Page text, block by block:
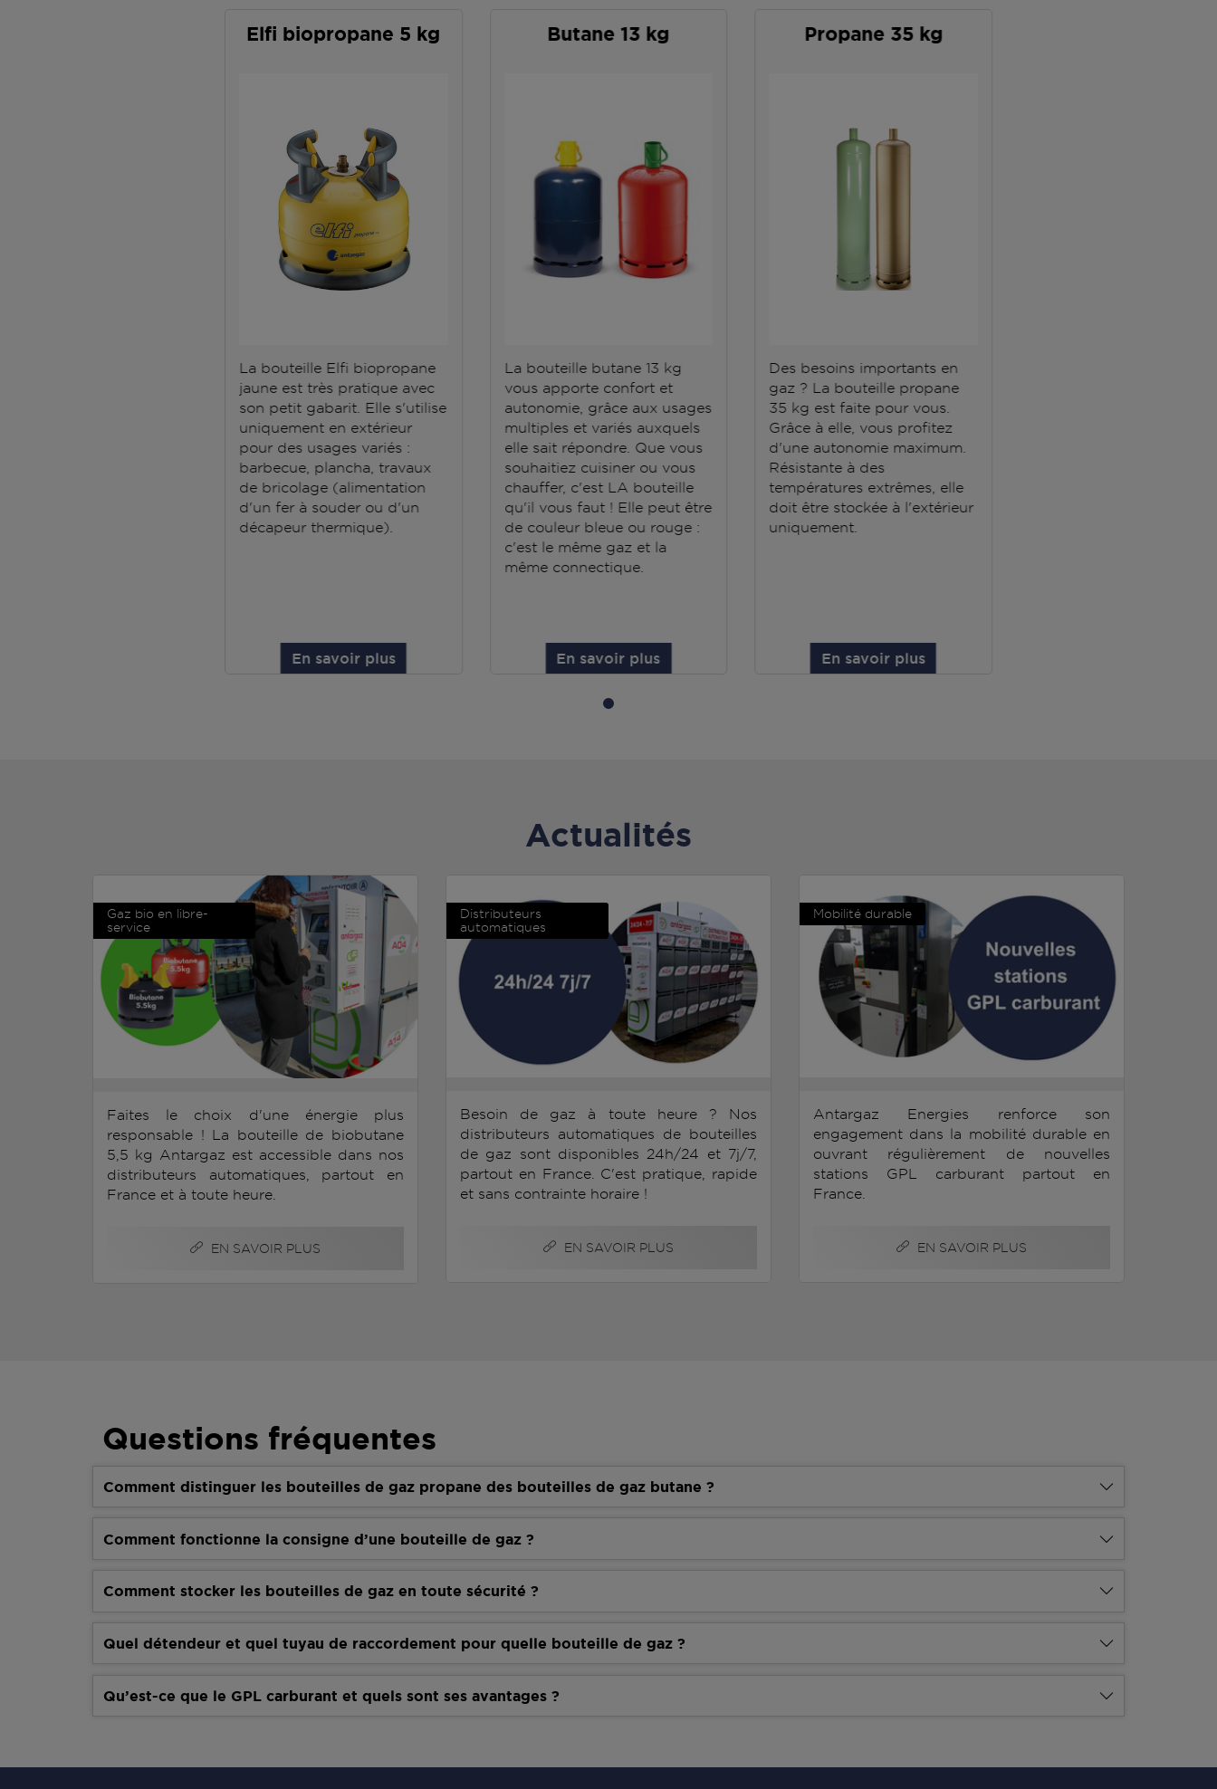
Elfi biopropane 5 kg
La bouteille Elfi biopropane
jaune est très pratique avec
son petit gabarit. Elle s'utilise
uniquement en extérieur
pour des usages variés :
barbecue, plancha, travaux
de bricolage (alimentation
d'un fer à souder ou d'un
décapeur thermique).
En savoir plus
Butane 13 kg
La bouteille butane 13 kg
vous apporte confort et
autonomie, grâce aux usages
multiples et variés auxquels
elle sait répondre. Que vous
souhaitiez cuisiner ou vous
chauffer, c'est LA bouteille
qu'il vous faut ! Elle peut être
de couleur bleue ou rouge :
c'est le même gaz et la
même connectique.
En savoir plus
Propane 35 kg
Des besoins importants en
gaz ? La bouteille propane
35 kg est faite pour vous.
Grâce à elle, vous profitez
d'une autonomie maximum.
Résistante à des
températures extrêmes, elle
doit être stockée à l'extérieur
uniquement.
En savoir plus
Actualités
Gaz bio en libre-
service
Faites le choix d'une énergie plus
responsable ! La bouteille de biobutane
5,5 kg Antargaz est accessible dans nos
distributeurs automatiques, partout en
France et à toute heure.
EN SAVOIR PLUS
Distributeurs
automatiques
Besoin de gaz à toute heure ? Nos
distributeurs automatiques de bouteilles
de gaz sont disponibles 24h/24 et 7j/7,
partout en France. C'est pratique, rapide
et sans contrainte horaire !
EN SAVOIR PLUS
Mobilité durable
Antargaz Energies renforce son
engagement dans la mobilité durable en
ouvrant régulièrement de nouvelles
stations GPL carburant partout en
France.
EN SAVOIR PLUS
Questions fréquentes
Comment distinguer les bouteilles de gaz propane des bouteilles de gaz butane ?
Comment fonctionne la consigne d’une bouteille de gaz ?
Comment stocker les bouteilles de gaz en toute sécurité ?
Quel détendeur et quel tuyau de raccordement pour quelle bouteille de gaz ?
Qu’est-ce que le GPL carburant et quels sont ses avantages ?